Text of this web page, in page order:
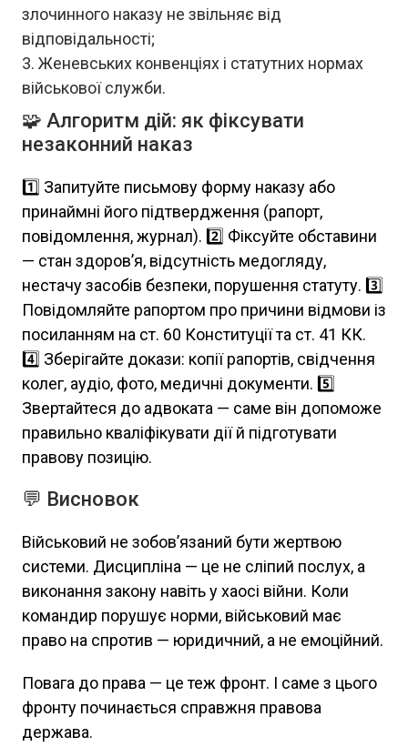
злочинного наказу не звільняє від
відповідальності;
Женевських конвенціях і статутних нормах
військової служби.
🧩 Алгоритм дій: як фіксувати
незаконний наказ
1️⃣ Запитуйте письмову форму наказу або
принаймні його підтвердження (рапорт,
повідомлення, журнал). 2️⃣ Фіксуйте обставини
— стан здоров’я, відсутність медогляду,
нестачу засобів безпеки, порушення статуту. 3️⃣
Повідомляйте рапортом про причини відмови із
посиланням на ст. 60 Конституції та ст. 41 КК.
4️⃣ Зберігайте докази: копії рапортів, свідчення
колег, аудіо, фото, медичні документи. 5️⃣
Звертайтеся до адвоката — саме він допоможе
правильно кваліфікувати дії й підготувати
правову позицію.
💬 Висновок
Військовий не зобов’язаний бути жертвою
системи. Дисципліна — це не сліпий послух, а
виконання закону навіть у хаосі війни. Коли
командир порушує норми, військовий має
право на спротив — юридичний, а не емоційний.
Повага до права — це теж фронт. І саме з цього
фронту починається справжня правова
держава.